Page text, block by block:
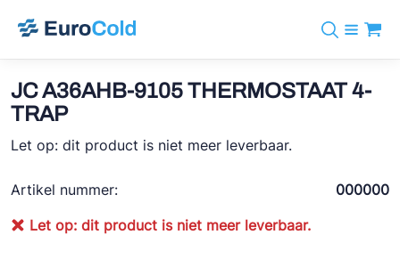
info@eurocold.nl
Merken
BOCK
Castel
Koudemiddelen
Diensten
Nieuws
JC A36AHB-9105 THERMOSTAAT 4-
TRAP
Let op: dit product is niet meer leverbaar.
Artikel nummer:
000000
Let op: dit product is niet meer leverbaar.